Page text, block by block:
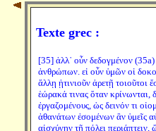
Texte grec :
[35] ἀλλ᾽ οὖν δεδογμένον
ἀνθρώπων. εἰ οὖν ὑμῶν οἱ
ἄλλῃ ᾑτινιοῦν ἀρετῇ τοιοῦτοι
ἑώρακά τινας ὅταν κρίνωνται,
ἐργαζομένους, ὡς δεινόν τι
ἀθανάτων ἐσομένων ἂν ὑμεῖς
αἰσχύνην τῇ πόλει